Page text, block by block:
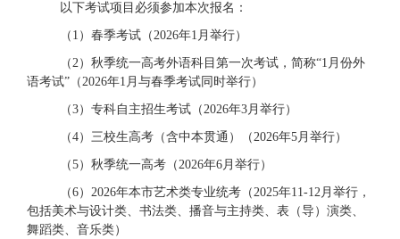
以下考试项目 必须参加本次报名 ：
（ 1）春季考试 （2026年1月举行）
（2）秋季统一高考外语科目第一次考试，简称“1 月份外
语考试” （2026年1月 与春季考试 同时举行）
（3）专科自主招生考试（2026年3月 举行）
（4）三校生高考（含中本贯通） （2026年5月 举行）
（5）秋季统一高考（2026年6月 举行）
（6）2026年本市艺术类专业统考 （2025年11-12月 举行，
包括美术与设计类、书法类、播音与主持类、表（导）演类、
舞蹈类、音乐类）